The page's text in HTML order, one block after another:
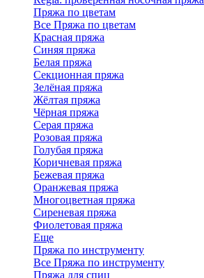
Пряжа по цветам
Все Пряжа по цветам
Красная пряжа
Синяя пряжа
Белая пряжа
Секционная пряжа
Зелёная пряжа
Жёлтая пряжа
Чёрная пряжа
Серая пряжа
Розовая пряжа
Голубая пряжа
Коричневая пряжа
Бежевая пряжа
Оранжевая пряжа
Многоцветная пряжа
Сиреневая пряжа
Фиолетовая пряжа
Еще
Пряжа по инструменту
Все Пряжа по инструменту
Пряжа для спиц